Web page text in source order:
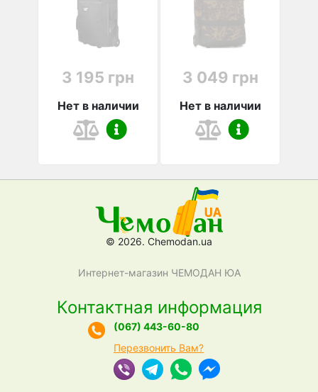
3 195 грн
Нет в наличии
3 049 грн
Нет в наличии
© 2026. Chemodan.ua
Интернет-магазин ЧЕМОДАН ЮА
Контактная информация
(067) 443-60-80
Перезвонить Вам?